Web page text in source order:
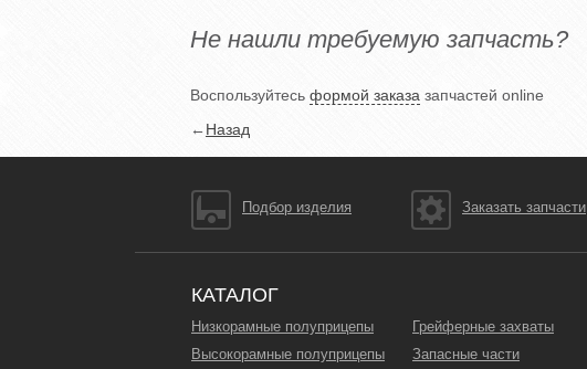
Не нашли требуемую запчасть?
Воспользуйтесь формой заказа запчастей online
←Назад
Подбор изделия Заказать запчасти
КАТАЛОГ
Низкорамные полуприцепы
Высокорамные полуприцепы
Грейферные захваты
Запасные части